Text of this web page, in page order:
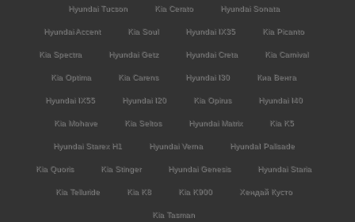
Hyundai Tucson Kia Cerato Hyundai Sonata
Hyundai Accent Kia Soul Hyundai IX35 Kia Picanto
Kia Spectra Hyundai Getz Hyundai Creta Kia Carnival
Kia Optima Kia Carens Hyundai I30 Киа Венга
Hyundai IX55 Hyundai I20 Kia Opirus Hyundai I40
Kia Mohave Kia Seltos Hyundai Matrix Kia K5
Hyundai Starex H1 Hyundai Verna HyundaI Palisade
Kia Quoris Kia Stinger Hyundai Genesis Hyundai Staria
Kia Telluride Kia K8 Kia K900 Хендай Кусто
Kia Tasman